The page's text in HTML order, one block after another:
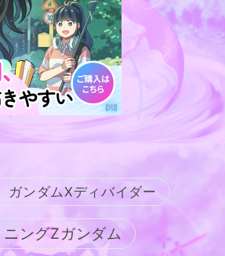
ンダムXディバイダー
ングZガンダム